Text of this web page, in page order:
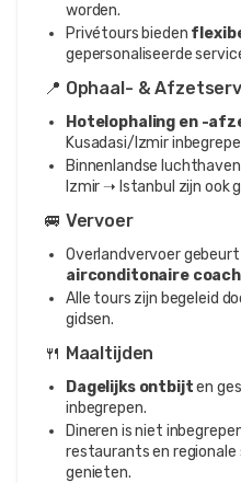
worden.
Privétours bieden
gepersonaliseerde
📍 Ophaal- &
Hotelophaling en -
Kusadasi/Izmir
Binnenlandse
Izmir ➝ Istanbul zijn ook
🚐 Vervoer
Overlandvervoer
airconditonaire
Alle tours zijn begeleid
gidsen.
🍴 Maaltijden
Dagelijks ontbijten
inbegrepen.
Dineren is niet
restaurants en
genieten.